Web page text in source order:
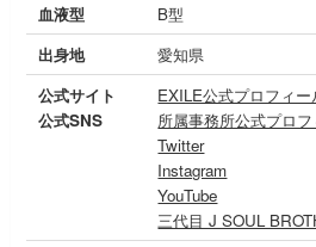
血液型
B型
出身地
愛知県
公式サイト
公式SNS
EXILE公式プロフィー
所属事務所公式プロ
Twitter
Instagram
YouTube
三代目 J SOUL